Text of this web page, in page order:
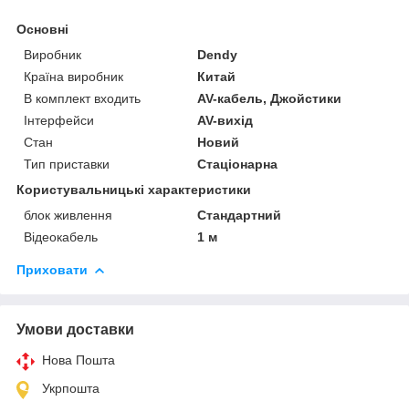
Основні
Виробник
Dendy
Країна виробник
Китай
В комплект входить
AV-кабель, Джойстики
Інтерфейси
AV-вихід
Стан
Новий
Тип приставки
Стаціонарна
Користувальницькі характеристики
блок живлення
Стандартний
Відеокабель
1 м
Приховати
Умови доставки
Нова Пошта
Укрпошта